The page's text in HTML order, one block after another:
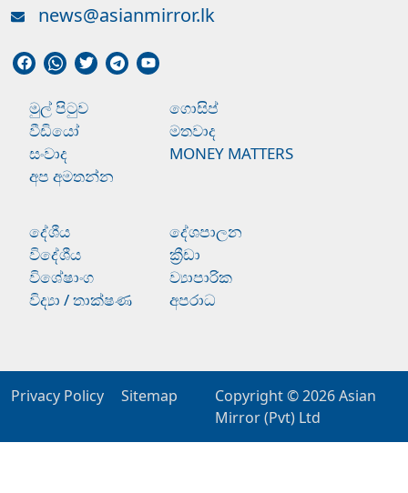
news@asianmirror.lk
මුල් පිටුව
ගොසිප්
වීඩියෝ
මතවාද
සංවාද
MONEY MATTERS
අප අමතන්න
දේශීය
දේශපාලන
විදේශීය
ක්‍රීඩා
විශේෂාංග
ව්‍යාපාරික
විද්‍යා / තාක්ෂණ
අපරාධ
Privacy Policy Sitemap Copyright © 2026Asian
Mirror (Pvt) Ltd